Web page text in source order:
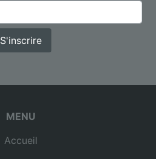
S'inscrire
MENU
Accueil